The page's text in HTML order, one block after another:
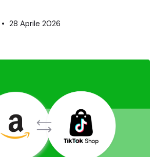
28 Aprile 2026